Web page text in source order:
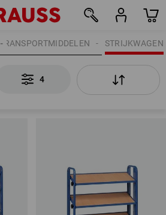
STRIJKWAGEN
TRANSPORTMIDDELEN
4